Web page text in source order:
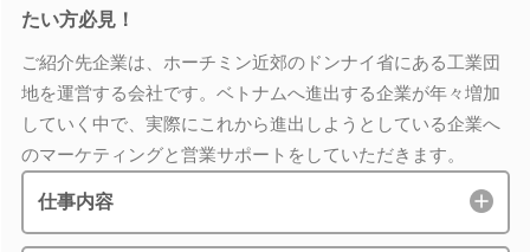
たい方必見！
ご紹介先企業は、ホーチミン近郊のドンナイ省にある工業団
地を運営する会社です。ベトナムへ進出する企業が年々増加
していく中で、実際にこれから進出しようとしている企業へ
のマーケティングと営業サポートをしていただきます。
仕事内容